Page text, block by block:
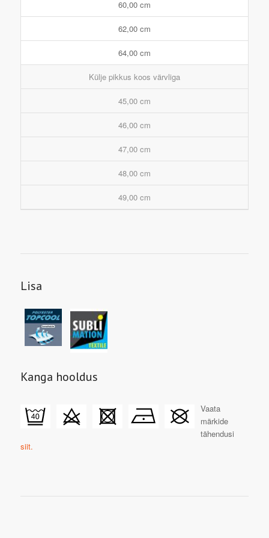
60,00 cm
62,00 cm
64,00 cm
Külje pikkus koos värvliga
45,00 cm
46,00 cm
47,00 cm
48,00 cm
49,00 cm
Lisa
Kanga hooldus
Vaata
märkide
tähendusi
siit.